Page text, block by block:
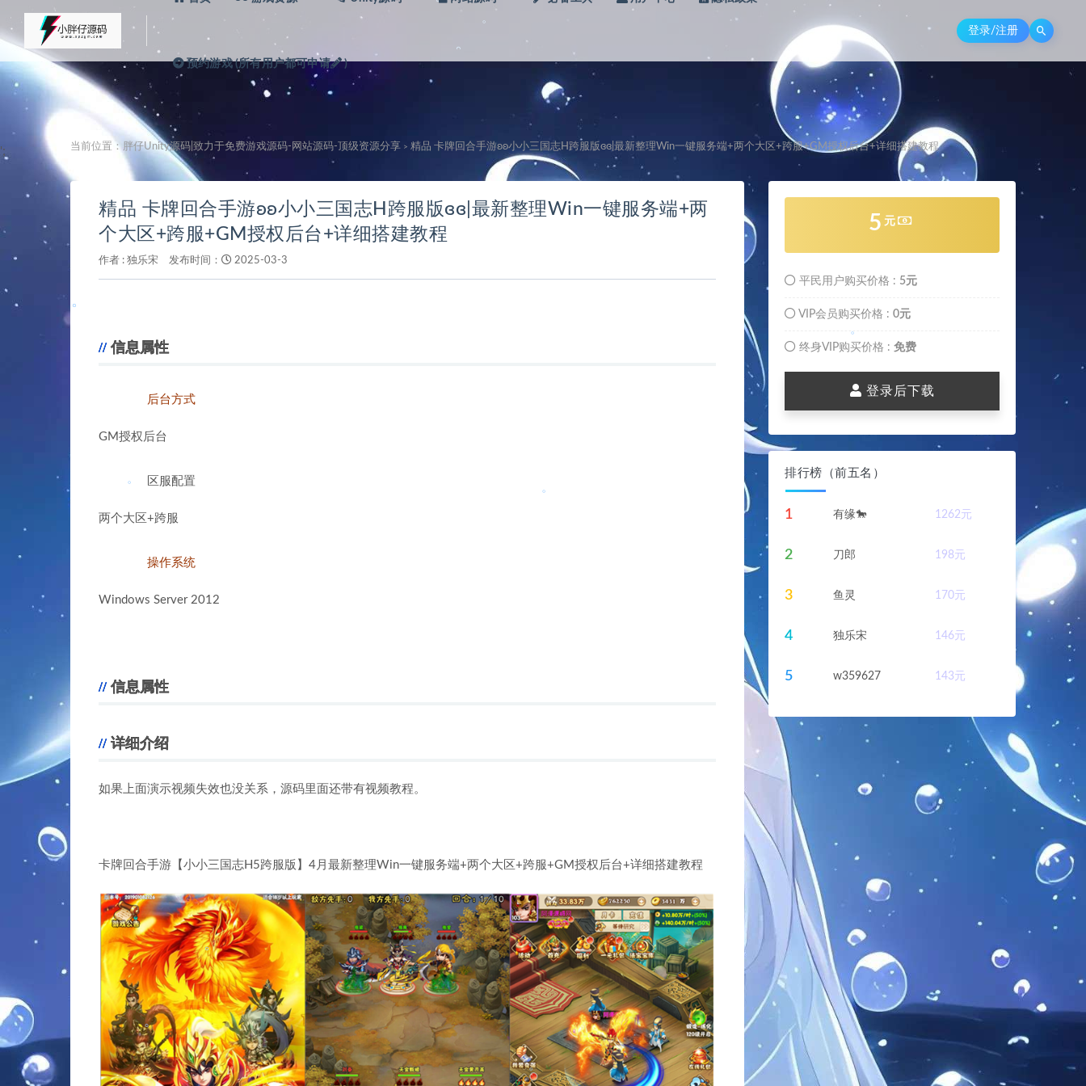
预约游戏 (所有用户都可申请 )
登录/注册
'; 当前位置： 胖仔Unity源码|致力于免费游戏源码-网站源码-顶级资源分享 > 精品 卡牌回合手游ʚʚ小小三国志H跨服版ɞɞ|最新整理Win一键服务端+两个大区+跨服+GM授权后台+详细搭建教程
精品 卡牌回合手游ʚʚ小小三国志H跨服版ɞɞ|最新整理Win一键服务端+两
个大区+跨服+GM授权后台+详细搭建教程
作者 : 独乐宋 发布时间： 2025-03-3
信息属性
后台方式
GM授权后台
区服配置
两个大区+跨服
操作系统
Windows Server 2012
信息属性
详细介绍
如果上面演示视频失效也没关系，源码里面还带有视频教程。
卡牌回合手游【小小三国志H5跨服版】4月最新整理Win一键服务端+两个大区+跨服+GM授权后台+详细搭建教程
5 元
平民用户购买价格 : 5元
VIP会员购买价格 : 0元
终身VIP购买价格 : 免费
登录后下载
排行榜（前五名）
1 有缘🐎 1262元
2 刀郎 198元
3 鱼灵 170元
4 独乐宋 146元
5 w359627 143元
。
。